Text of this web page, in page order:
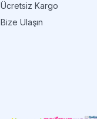
Ücretsiz Kargo
Bize Ulaşın